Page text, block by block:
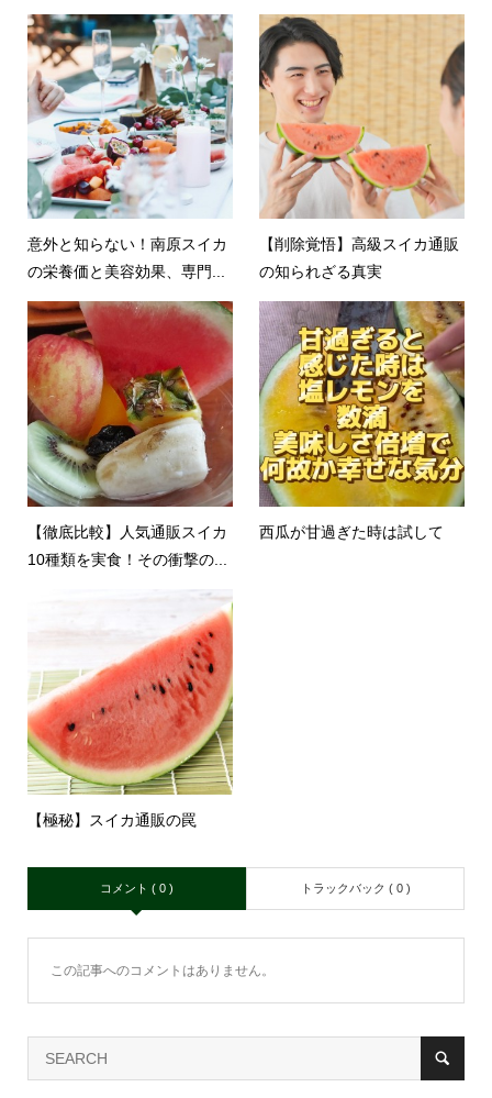
意外と知らない！南原スイカ
の栄養価と美容効果、専門...
【削除覚悟】高級スイカ通販
の知られざる真実
【徹底比較】人気通販スイカ
10種類を実食！その衝撃の...
西瓜が甘過ぎた時は試して
【極秘】スイカ通販の罠
コメント ( 0 ) トラックバック ( 0 )
この記事へのコメントはありません。